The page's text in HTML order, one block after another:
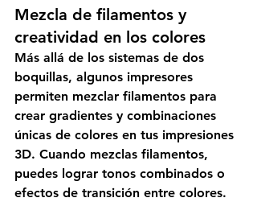
Mezcla de filamentos y
creatividad en los colores
Más allá de los sistemas de dos
boquillas, algunos impresores
permiten mezclar filamentos para
crear gradientes y combinaciones
únicas de colores en tus impresiones
3D. Cuando mezclas filamentos,
puedes lograr tonos combinados o
efectos de transición entre colores.